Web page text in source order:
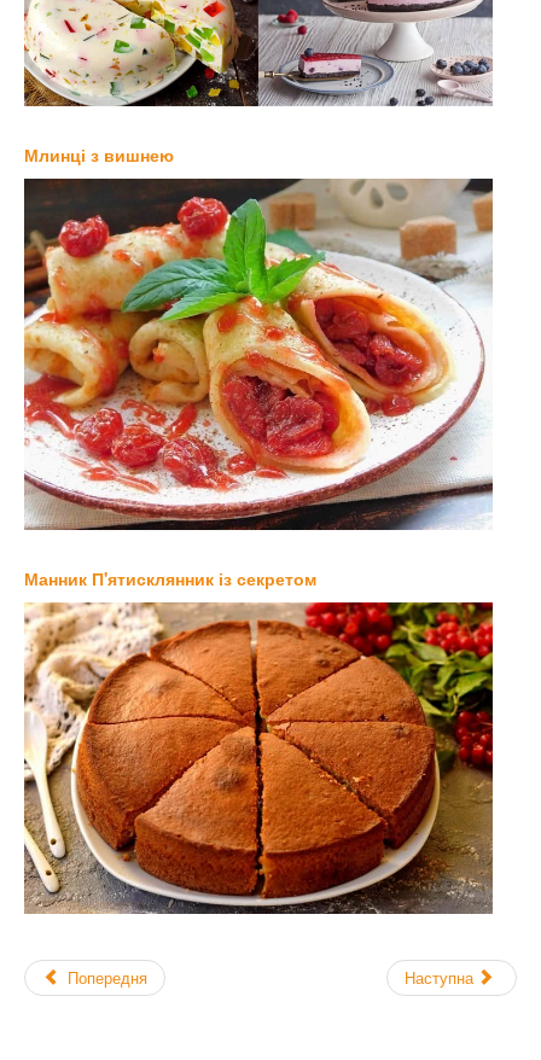
Млинці з вишнею
Манник П'ятисклянник із секретом
Попередня Наступна